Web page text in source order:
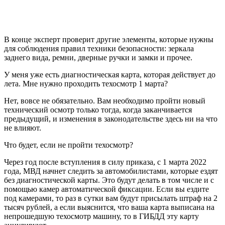
В конце эксперт проверит другие элементы, которые нужны
для соблюдения правил техники безопасности: зеркала
заднего вида, ремни, дверные ручки и замки и прочее.
У меня уже есть диагностическая карта, которая действует до
лета. Мне нужно проходить техосмотр 1 марта?
Нет, вовсе не обязательно. Вам необходимо пройти новый
технический осмотр только тогда, когда заканчивается
предыдущий, и изменения в законодательстве здесь ни на что
не влияют.
Что будет, если не пройти техосмотр?
Через год после вступления в силу приказа, с 1 марта 2022
года, МВД начнет следить за автомобилистами, которые ездят
без диагностической карты. Это будут делать в том числе и с
помощью камер автоматической фиксации. Если вы ездите
под камерами, то раз в сутки вам будут присылать штраф на 2
тысяч рублей, а если выяснится, что ваша карта выписана на
непрошедшую техосмотр машину, то в ГИБДД эту карту